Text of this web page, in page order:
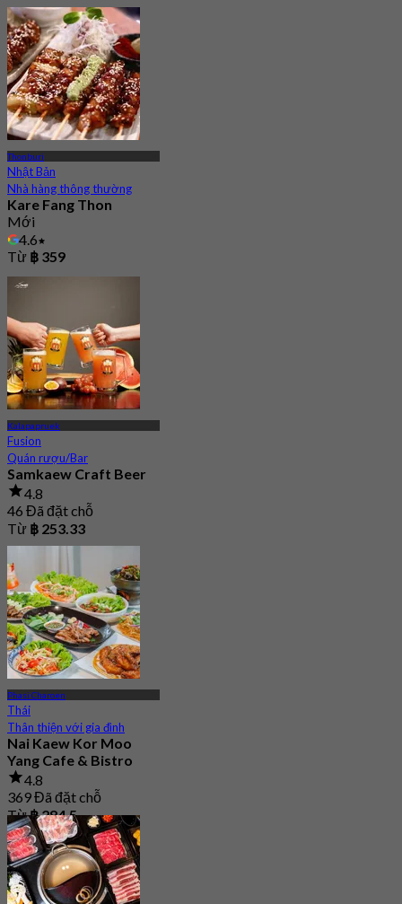
Thonburi
Nhật Bản
Nhà hàng thông thường
Kare Fang Thon
Mới
4.6
Từ ฿ 359
Kalapapruek
Fusion
Quán rượu/Bar
Samkaew Craft Beer
4.8
46 Đã đặt chỗ
Từ ฿ 253.33
Phasi Charoen
Thái
Thân thiện với gia đình
Nai Kaew Kor Moo
Yang Cafe​ & Bistro
4.8
369 Đã đặt chỗ
Từ฿ 284.5